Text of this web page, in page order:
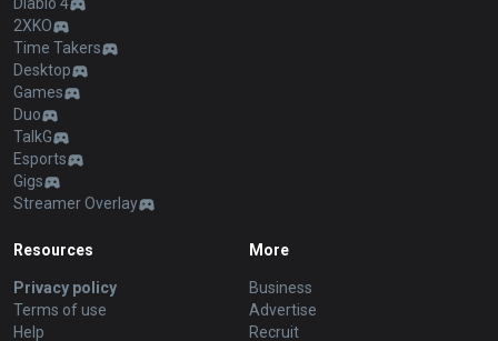
2XKO
Time Takers
Desktop
Games
Duo
TalkG
Esports
Gigs
Streamer Overlay
Resources
Privacy policy
Terms of use
Help
More
Business
Advertise
Recruit